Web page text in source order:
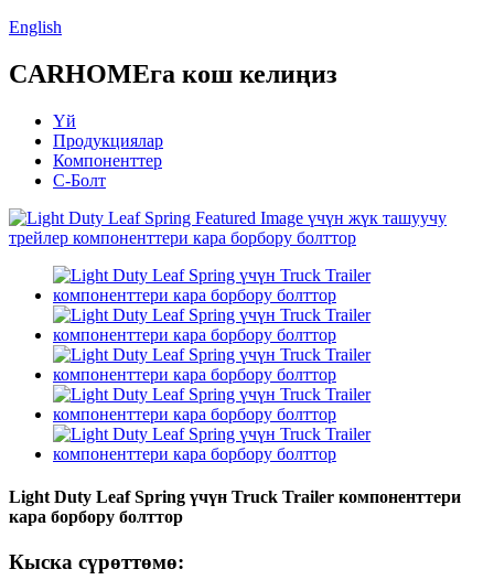
English
CARHOMEга кош келиңиз
Үй
Продукциялар
Компоненттер
C-Болт
Light Duty Leaf Spring үчүн Truck Trailer компоненттери
кара борбору болттор
Кыска сүрөттөмө: